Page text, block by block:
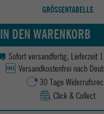
GRÖSSENTABELLE
IN DEN WARENKORB
Sofort versandfertig, Lieferzeit
Versandkostenfrei nach
30 Tage
Click & Collect